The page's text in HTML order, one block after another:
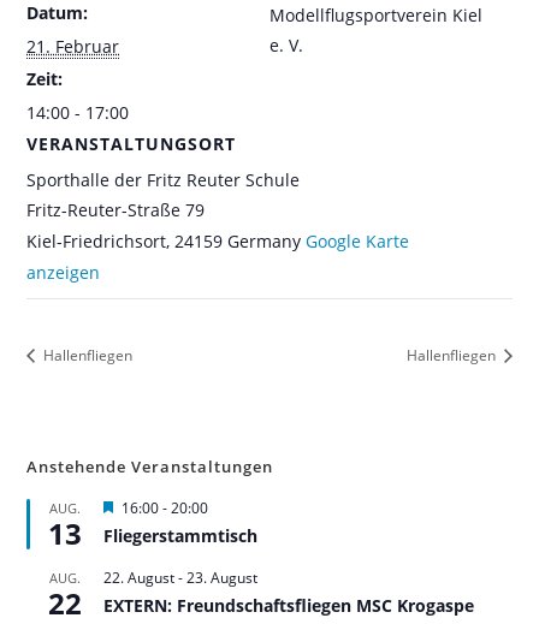
Datum:
21. Februar
Zeit:
14:00 - 17:00
VERANSTALTUNGSORT
Sporthalle der Fritz Reuter Schule
Fritz-Reuter-Straße 79
Kiel-Friedrichsort, 24159 Germany Google Karte
anzeigen
Modellflugsportverein Kiel
e. V.
Hallenfliegen Hallenfliegen
Anstehende Veranstaltungen
AUG.
13
H
e
r
o
r
16:00-20:00
Fliegerstammtisch
AUG.
22
22. August-23. August
EXTERN: Freundschaftsfliegen MSC Krogaspe